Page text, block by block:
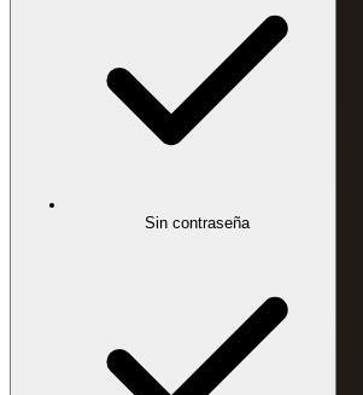
Sin contraseña